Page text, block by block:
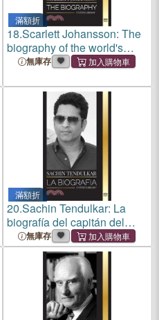
滿額折
18.Scarlett Johansson: The
biography of the world's
highest paid actress and her
無庫存
滿額折
20.Sachin Tendulkar: La
biografía del capitán del
equipo nacional de cricket
de la India y sus logros
無庫存